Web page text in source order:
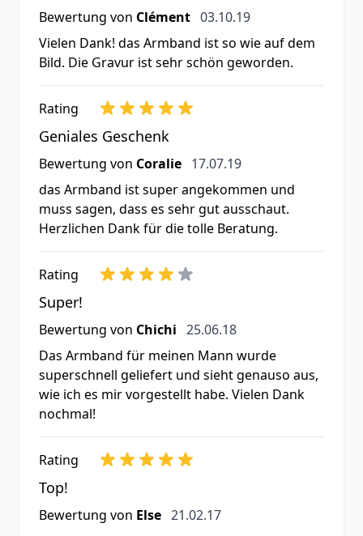
Bewertung von Clément 3. Oktober 2019
03.10.19
Vielen Dank! das Armband ist so wie auf dem
Bild. Die Gravur ist sehr schön geworden.
Rating
Geniales Geschenk
Bewertung von Coralie 17. Juli 2019
17.07.19
das Armband ist super angekommen und
muss sagen, dass es sehr gut ausschaut.
Herzlichen Dank für die tolle Beratung.
Rating
Super!
Bewertung von Chichi 25. Juni 2018
25.06.18
Das Armband für meinen Mann wurde
superschnell geliefert und sieht genauso aus,
wie ich es mir vorgestellt habe. Vielen Dank
nochmal!
Rating
Top!
Bewertung von Else 21. Februar 2017
21.02.17